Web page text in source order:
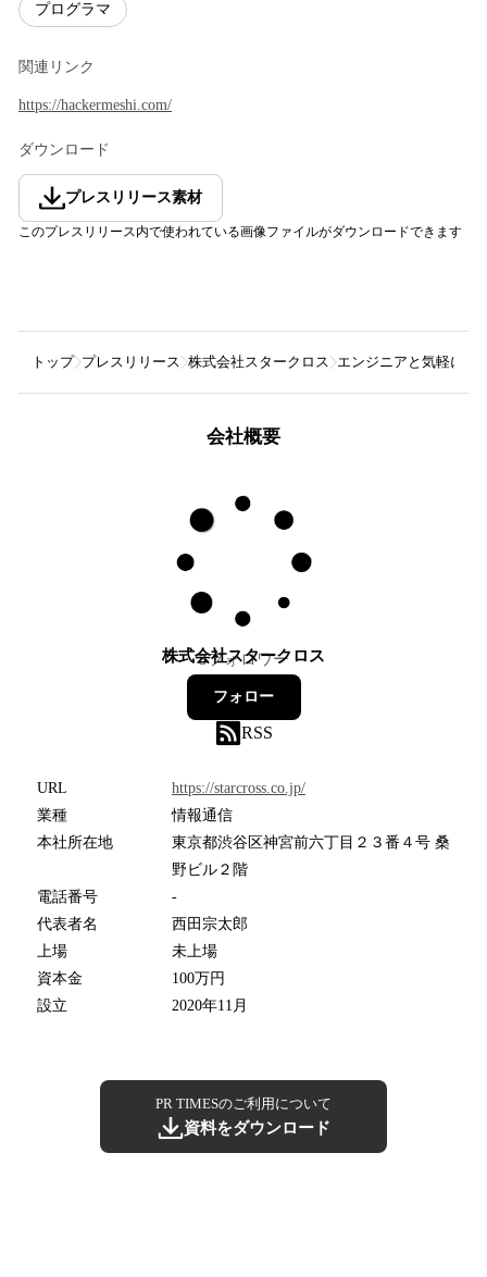
プログラマ
関連リンク
https://hackermeshi.com/
ダウンロード
プレスリリース素材
このプレスリリース内で使われている画像ファイルがダウンロードできます
トップ プレスリリース 株式会社スタークロス エンジニアと気軽につ
会社概要
株式会社スタークロス
3フォロワー
フォロー
RSS
URL
https://starcross.co.jp/
業種
情報通信
本社所在地
東京都渋谷区神宮前六丁目２３番４号 桑
野ビル２階
電話番号
-
代表者名
西田宗太郎
上場
未上場
資本金
100万円
設立
2020年11月
PR TIMESのご利用について
資料をダウンロード